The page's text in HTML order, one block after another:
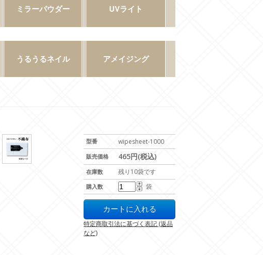
型番 wipesheet-1000
販売価格 465円(税込)
在庫数 残り10袋です
購入数 袋
特定商取引法に基づく表記 (返品
など)